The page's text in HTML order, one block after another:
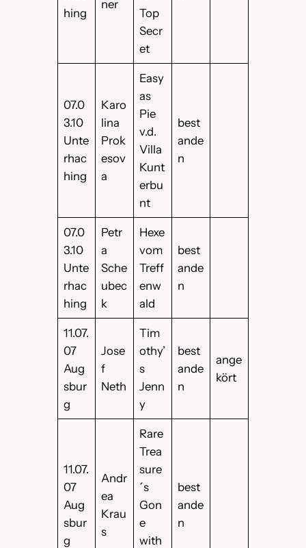
hing
ner
Top
Secr
et
07.0
3.10
Unte
rhac
hing
Karo
lina
Prok
esov
a
Easy
as
Pie
v.d.
Villa
Kunt
erbu
nt
best
ande
n
07.0
3.10
Unte
rhac
hing
Petr
a
Sche
ubec
k
Hexe
vom
Treff
enw
ald
best
ande
n
11.07.
07
Aug
sbur
g
Jose
f
Neth
Tim
othy’
s
Jenn
y
best
ande
n
ange
kört
11.07.
07
Aug
sbur
g
Andr
ea
Krau
s
Rare
Trea
sure
´s
Gon
e
with
best
ande
n